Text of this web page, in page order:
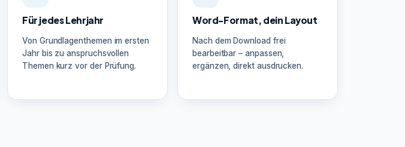
Für jedes Lehrjahr
Von Grundlagenthemen im ersten
Jahr bis zu anspruchsvollen
Themen kurz vor der Prüfung.
Word-Format, dein Layout
Nach dem Download frei
bearbeitbar – anpassen,
ergänzen, direkt ausdrucken.